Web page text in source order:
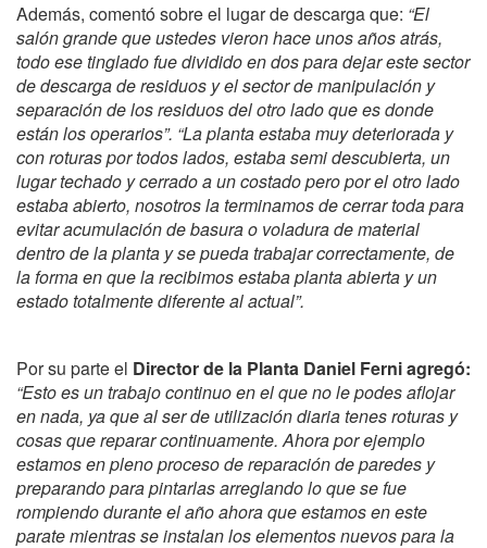
Además, comentó sobre el lugar de descarga que: “El
salón grande que ustedes vieron hace unos años atrás,
todo ese tinglado fue dividido en dos para dejar este sector
de descarga de residuos y el sector de manipulación y
separación de los residuos del otro lado que es donde
están los operarios”. “La planta estaba muy deteriorada y
con roturas por todos lados, estaba semi descubierta, un
lugar techado y cerrado a un costado pero por el otro lado
estaba abierto, nosotros la terminamos de cerrar toda para
evitar acumulación de basura o voladura de material
dentro de la planta y se pueda trabajar correctamente, de
la forma en que la recibimos estaba planta abierta y un
estado totalmente diferente al actual”.
Por su parte el Director de la Planta Daniel Ferni agregó:
“Esto es un trabajo continuo en el que no le podes aflojar
en nada, ya que al ser de utilización diaria tenes roturas y
cosas que reparar continuamente. Ahora por ejemplo
estamos en pleno proceso de reparación de paredes y
preparando para pintarlas arreglando lo que se fue
rompiendo durante el año ahora que estamos en este
parate mientras se instalan los elementos nuevos para la